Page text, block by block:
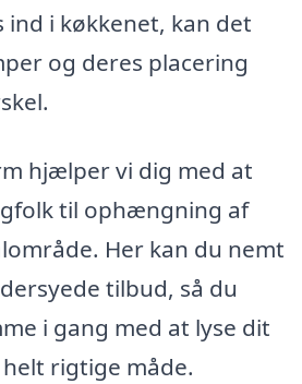
ind i køkkenet, kan det
og deres placering
hjælper vi dig med at
til ophængning af
Her kan du nemt
tilbud, så du
i gang med at lyse dit
rigtige måde.